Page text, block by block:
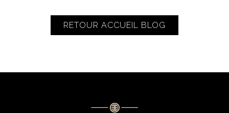
RETOUR ACCUEIL BLOG